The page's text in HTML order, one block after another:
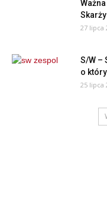
27 lipca
S/W –
o
25 lipca